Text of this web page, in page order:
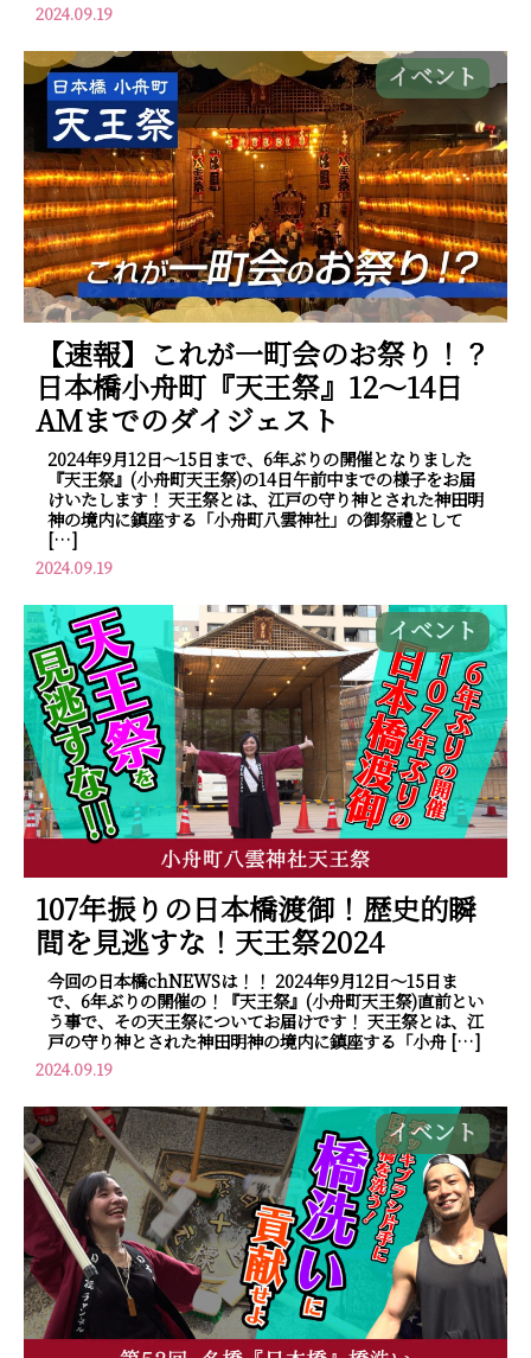
2024.09.19
イベント
【速報】これが一町会のお祭り！？
日本橋小舟町『天王祭』12～14日
AMまでのダイジェスト
2024年9月12日～15日まで、6年ぶりの開催となりました
『天王祭』(小舟町天王祭)の14日午前中までの様子をお届
けいたします！ 天王祭とは、江戸の守り神とされた神田明
神の境内に鎮座する「小舟町八雲神社」の御祭禮として
[…]
2024.09.19
イベント
107年振りの日本橋渡御！歴史的瞬
間を見逃すな！天王祭2024
今回の日本橋chNEWSは！！ 2024年9月12日～15日ま
で、6年ぶりの開催の！『天王祭』(小舟町天王祭)直前とい
う事で、その天王祭についてお届けです！ 天王祭とは、江
戸の守り神とされた神田明神の境内に鎮座する「小舟 […]
2024.09.19
イベント